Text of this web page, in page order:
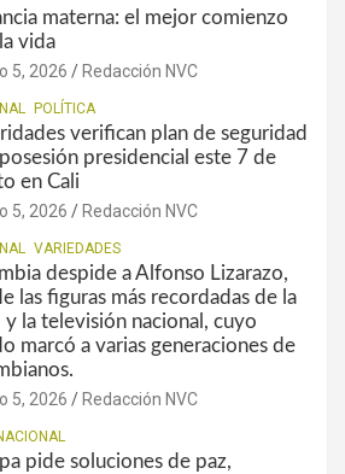
materna: el mejor comienzo
vida
5, 2026 Redacción NVC
POLÍTICA
verifican plan de seguridad
presidencial este 7 de
en Cali
5, 2026 Redacción NVC
VARIEDADES
despide a Alfonso Lizarazo,
las figuras más recordadas de la
y la televisión nacional, cuyo
marcó a varias generaciones de
5, 2026 Redacción NVC
pide soluciones de paz,